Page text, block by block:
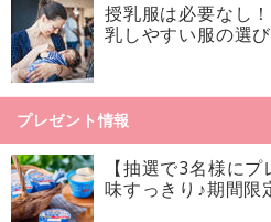
授乳服は必要なし
乳しやすい服の選
プレゼント情報
【抽選で3名様に
味すっきり♪期間限